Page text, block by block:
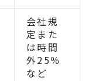
会社規
定また
は時間
外25％
など